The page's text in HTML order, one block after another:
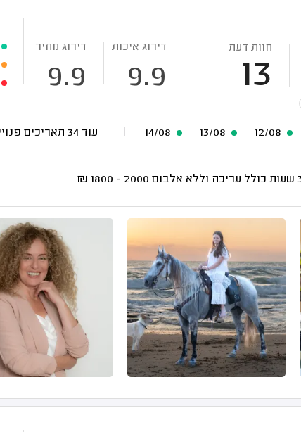
חוות דעת
13
דירוג איכות
9.9
דירוג מחיר
9.9
עוד 34 תאריכים פנויים
2000 - 1800
₪